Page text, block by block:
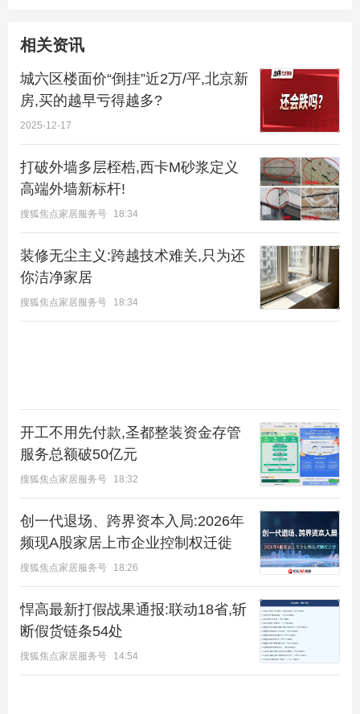
房价难以为继。市场只认看得见、摸得着的现实配
第四把刀：购买力见顶与供应集中。
心区倾斜，意图以“好货”稳住价值。但短期内过量供
应，稀释了稀缺性。海淀部分板块去化已显压力，说
明购买力的池子是有限的。
03 系统性变化
楼面价“倒挂”只是表象，背后是北京房地产底层逻辑
产品维度重塑。2025年起新项目因政策允许，得房率
普遍突破90%，配置如会所、高端车库成为标配。新
一代产品在实用性和品质上，对早期项目形成“降维
打击”。一定影响房价，谁也不想被“后浪”拍死。
金融与预期转向。 “房住不炒”深入人心，投资属性弱
化。前期高利率锁定了部分购买力，
开发商资金链压
力则迫使其“以价换量”加速回款。
这些因素交织，共同作用，使得价格下行不再是周期
性调整，而是结构性、趋势性的变化。
相关资讯
城六区楼面价“倒挂”近2万/平,北京新
房,买的越早亏得越多?
2025-12-17
打破外墙多层桎梏,西卡M砂浆定义
高端外墙新标杆!
搜狐焦点家居服务号 18:34
装修无尘主义:跨越技术难关,只为还
你洁净家居
搜狐焦点家居服务号 18:34
开工不用先付款,圣都整装资金存管
服务总额破50亿元
搜狐焦点家居服务号 18:32
创一代退场、跨界资本入局:2026年
频现A股家居上市企业控制权迁徙
搜狐焦点家居服务号 18:26
悍高最新打假战果通报:联动18省,斩
断假货链条54处
搜狐焦点家居服务号 14:54